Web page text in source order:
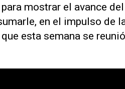
mostrar el avance
en el impulso de
que esta semana se